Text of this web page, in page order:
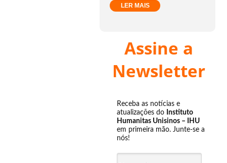
LER MAIS
Assine a
Newsletter
Receba as notícias e
atualizações do Instituto
Humanitas Unisinos – IHU
em primeira mão. Junte-se a
nós!